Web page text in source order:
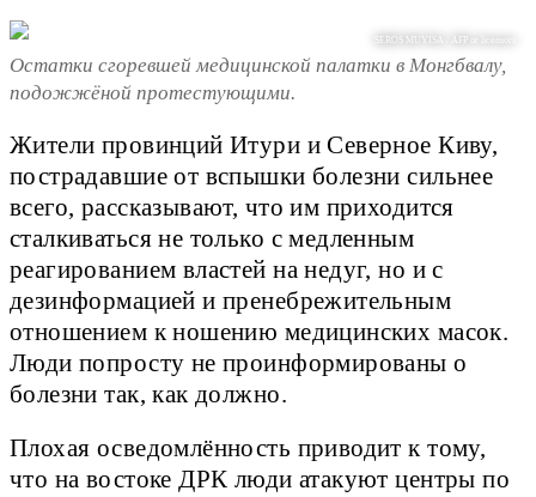
SEROS MUYISA / AFP or licensors
Остатки сгоревшей медицинской палатки в Монгбвалу,
подожжёной протестующими.
Жители провинций Итури и Северное Киву,
пострадавшие от вспышки болезни сильнее
всего, рассказывают, что им приходится
сталкиваться не только с медленным
реагированием властей на недуг, но и с
дезинформацией и пренебрежительным
отношением к ношению медицинских масок.
Люди попросту не проинформированы о
болезни так, как должно.
Плохая осведомлённость приводит к тому,
что на востоке ДРК люди атакуют центры по